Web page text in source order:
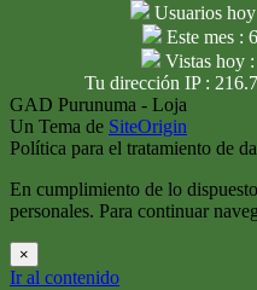
Usuarios
Este mes :
Vistas hoy :
Tu dirección IP :
GAD Purunuma - Loja
Un Tema de SiteOrigin
Política para el tratamiento de
En cumplimiento de lo
personales. Para continuar
×
Ir al contenido